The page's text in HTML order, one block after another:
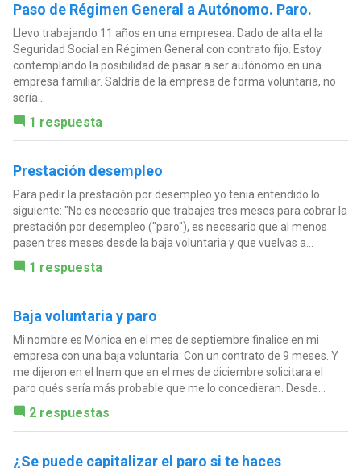
Paso de Régimen General a Autónomo. Paro.
Llevo trabajando 11 años en una empresea. Dado de alta el la
Seguridad Social en Régimen General con contrato fijo. Estoy
contemplando la posibilidad de pasar a ser autónomo en una
empresa familiar. Saldría de la empresa de forma voluntaria, no
sería...
1 respuesta
Prestación desempleo
Para pedir la prestación por desempleo yo tenia entendido lo
siguiente: "No es necesario que trabajes tres meses para cobrar la
prestación por desempleo ("paro"), es necesario que al menos
pasen tres meses desde la baja voluntaria y que vuelvas a...
1 respuesta
Baja voluntaria y paro
Mi nombre es Mónica en el mes de septiembre finalice en mi
empresa con una baja voluntaria. Con un contrato de 9 meses. Y
me dijeron en el Inem que en el mes de diciembre solicitara el
paro qués sería más probable que me lo concedieran. Desde...
2 respuestas
¿Se puede capitalizar el paro si te haces